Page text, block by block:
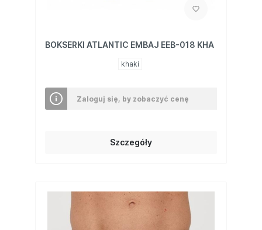
BOKSERKI ATLANTIC EMBAJ EEB-018 KHA
khaki
Zaloguj się, by zobaczyć cenę
Szczegóły